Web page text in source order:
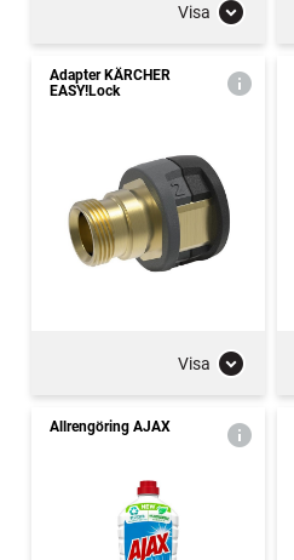
Visa
Adapter KÄRCHER
EASY!Lock
Visa
Allrengöring AJAX